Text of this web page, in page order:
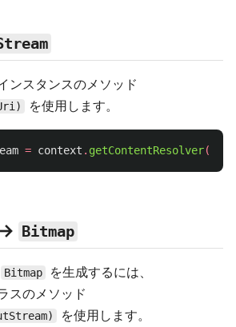
ンスタンスのメソッド
を使用します。
= context . getContentResolver().
→ Bitmap
Bitmap を生成するには、
スのメソッド
を使用します。